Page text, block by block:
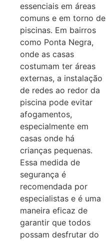
essenciais em áreas
comuns e em torno de
piscinas. Em bairros
como Ponta Negra,
onde as casas
costumam ter áreas
externas, a instalação
de redes ao redor da
piscina pode evitar
afogamentos,
especialmente em
casas onde há
crianças pequenas.
Essa medida de
segurança é
recomendada por
especialistas e é uma
maneira eficaz de
garantir que todos
possam desfrutar do